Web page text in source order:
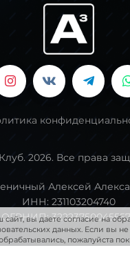
2026. Все права
Алексей
ИНН: 231103204740
ОГРНИП:
сайт, вы даете согласие на
данных. Если вы не
пожалуйста